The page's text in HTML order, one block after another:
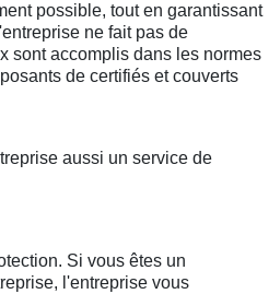
possible, tout en garantissant
ne fait pas de
sont accomplis dans les normes
de certifiés et couverts
aussi un service de
Si vous êtes un
l'entreprise vous